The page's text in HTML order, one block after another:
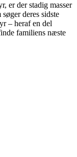
er der stadig masser
deres sidste
– heraf en del
familiens næste